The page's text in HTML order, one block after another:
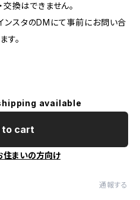
換はできません。
スタのDMにて事前にお問い合
す。
available
to cart
住まいの方向け
通報する